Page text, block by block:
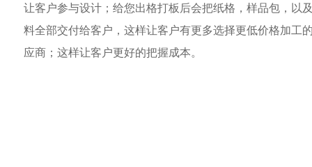
让客户参与设计；给您出格打板后会把纸格，样品包，以
料全部交付给客户，这样让客户有更多选择更低价格加工
应商；这样让客户更好的把握成本。